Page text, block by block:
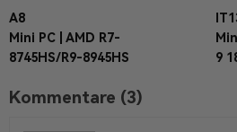
A8
Mini PC | AMD R7-
8745HS/R9-8945HS
9
Kommentare (3)